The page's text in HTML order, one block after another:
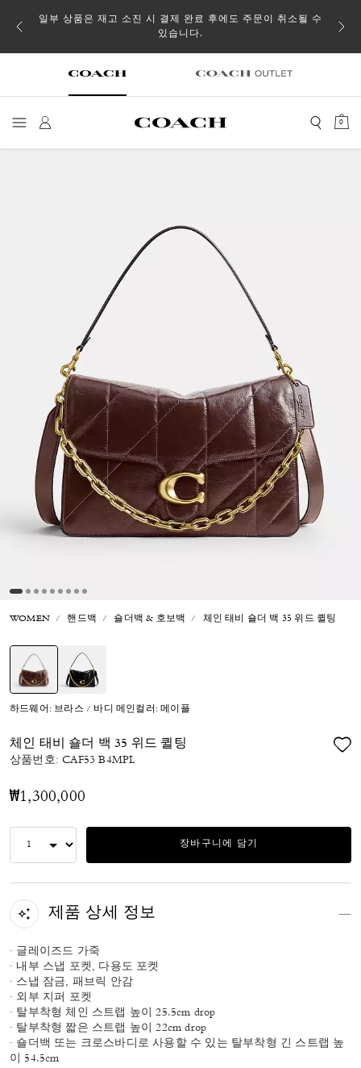
일부 상품은 재고 소진 시 결제 완료 후에도 주문이 취소될 수
있습니다.
0
WOMEN 핸드백 숄더백 & 호보백 체인 태비 숄더 백 35 위드 퀼팅
하드웨어: 브라스 / 바디 메인컬러: 메이플
체인 태비 숄더 백 35 위드 퀼팅
상품번호:CAF53 B4MPL
₩1,300,000
장바구니에 담기
제품 상세 정보
· 글레이즈드 가죽
· 내부 스냅 포켓, 다용도 포켓
· 스냅 잠금, 패브릭 안감
· 외부 지퍼 포켓
· 탈부착형 체인 스트랩 높이 25.5cm drop
· 탈부착형 짧은 스트랩 높이 22cm drop
· 숄더백 또는 크로스바디로 사용할 수 있는 탈부착형 긴 스트랩 높
이 54.5cm